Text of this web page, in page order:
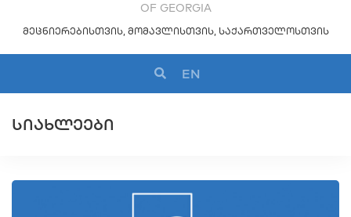
OF GEORGIA
ᲛᲔᲪᲜᲘᲔᲠᲔᲑᲘᲡᲗᲕᲘᲡ, ᲛᲝᲛᲐᲕᲚᲘᲡᲗᲕᲘᲡ, ᲡᲐᲥᲐᲠᲗᲕᲔᲚᲝᲡᲗᲕᲘᲡ
EN
ᲡᲘᲐᲮᲚᲔᲔᲑᲘ